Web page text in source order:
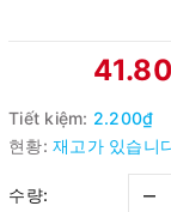
Tiết kiệm: 2.200₫
현황: 재고가 있습니
수량: –